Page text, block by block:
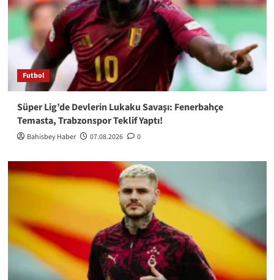
Futbol
Süper Lig’de Devlerin Lukaku Savaşı: Fenerbahçe
Temasta, Trabzonspor Teklif Yaptı!
Bahisbey Haber 07.08.2026 0